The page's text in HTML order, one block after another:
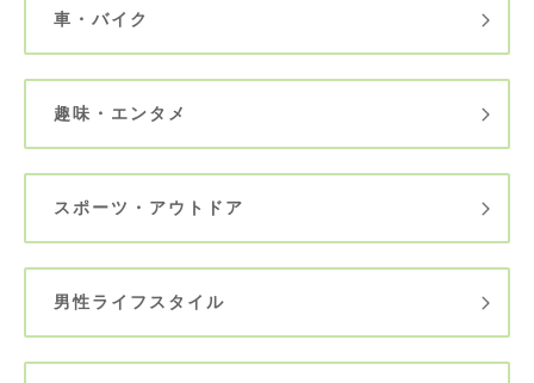
車・バイク
趣味・エンタメ
スポーツ・アウトドア
男性ライフスタイル